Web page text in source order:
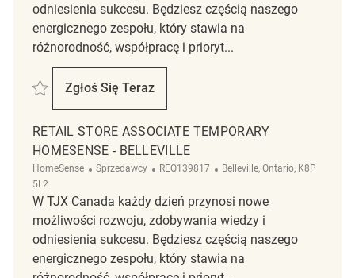
odniesienia sukcesu. Będziesz częścią naszego
energicznego zespołu, który stawia na
różnorodność, współpracę i prioryt...
Zapisać Retail Store Associate Temporary Marshalls - Cataraqui Centre
Zgłoś Się Teraz
Retail Store Associate Temporary
RETAIL STORE ASSOCIATE TEMPORARY
HOMESENSE - BELLEVILLE
HomeSense Kategoria
Sprzedawcy ReqId
REQ139817 Lokalizacja
Belleville, Ontario, K8P
5L2
W TJX Canada każdy dzień przynosi nowe
możliwości rozwoju, zdobywania wiedzy i
odniesienia sukcesu. Będziesz częścią naszego
energicznego zespołu, który stawia na